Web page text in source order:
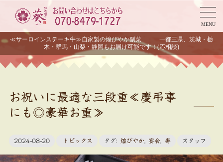
MENU
≪サーロインステーキ牛≫自家製の煌びやか副菜 一都三県、茨城・栃
木・群馬・山梨・静岡もお届け可能です！(応相談)
お祝いに最適な三段重≪慶弔事
にも◎豪華お重≫
2024-08-20 トピックス タグ: 煌びやか, 宴会 寿 スタッフ